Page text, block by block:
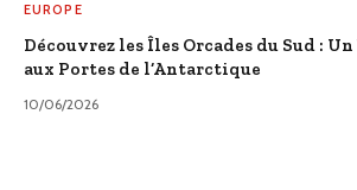
EUROPE
Découvrez les Îles Orcades du Sud :
aux Portes de l’Antarctique
10/06/2026